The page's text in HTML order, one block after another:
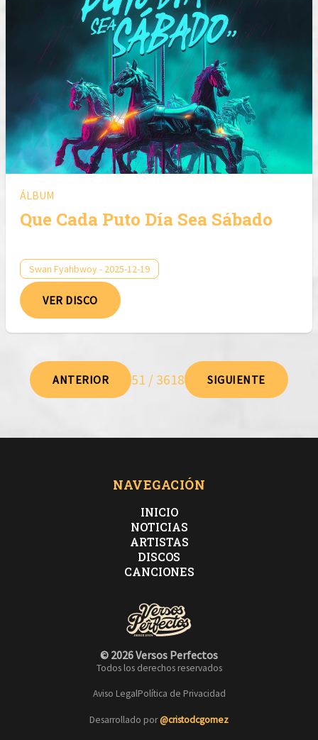
ÁLBUM
Que Cada Puto Día Sea Sábado
Swan Fyahbwoy - 2025-12-19
VER DISCO
ANTERIOR 51 / 3618 SIGUIENTE
NAVEGACIÓN
INICIO
NOTICIAS
ARTISTAS
DISCOS
CANCIONES
© 2026 Versos Perfectos
Todos los derechos reservados
Aviso LegalPolítica de Privacidad
Desarrollado por@cristodcgomez